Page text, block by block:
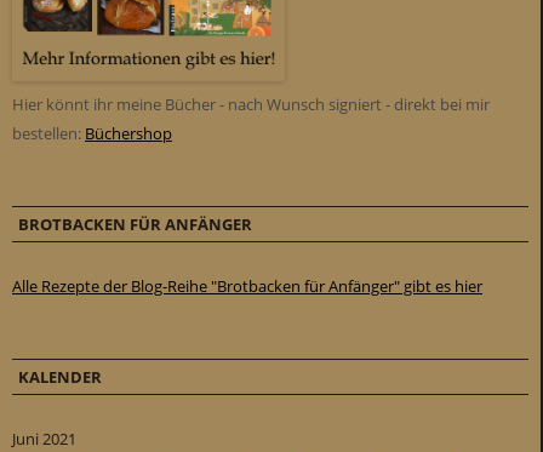
Hier könnt ihr meine Bücher - nach Wunsch signiert - direkt bei mir
bestellen: Büchershop
BROTBACKEN FÜR ANFÄNGER
Alle Rezepte der Blog-Reihe "Brotbacken für Anfänger" gibt es hier
KALENDER
Juni 2021